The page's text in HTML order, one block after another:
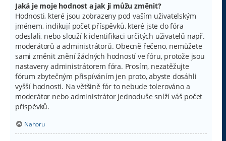
Jaká je moje hodnost a jak ji můžu změnit?
Hodnosti, které jsou zobrazeny pod vaším uživatelským
jménem, indikují počet příspěvků, které jste do fóra
odeslali, nebo slouží k identifikaci určitých uživatelů např.
moderátorů a administrátorů. Obecně řečeno, nemůžete
sami změnit znění žádných hodností ve fóru, protože jsou
nastaveny administrátorem fóra. Prosím, nezatěžujte
fórum zbytečným přispíváním jen proto, abyste dosáhli
vyšší hodnosti. Na většině fór to nebude tolerováno a
moderátor nebo administrátor jednoduše sníží váš počet
příspěvků.
Nahoru